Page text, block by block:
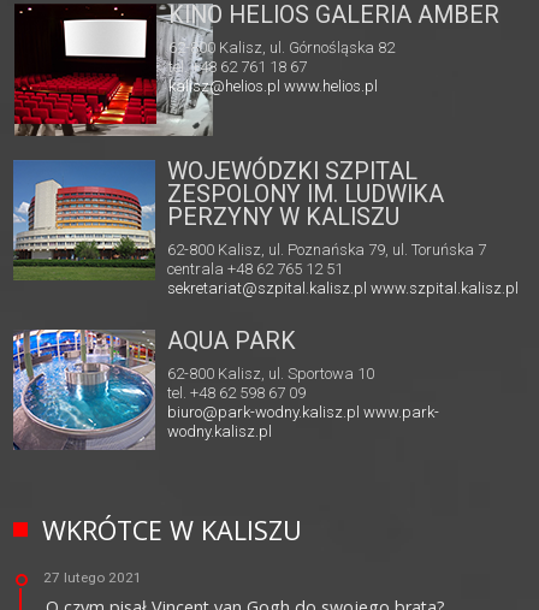
KINO HELIOS GALERIA AMBER
62-800 Kalisz, ul. Górnośląska 82
tel. +48 62 761 18 67
kalisz@helios.pl www.helios.pl
WOJEWÓDZKI SZPITAL
ZESPOLONY IM. LUDWIKA
PERZYNY W KALISZU
62-800 Kalisz, ul. Poznańska 79, ul. Toruńska 7
centrala +48 62 765 12 51
sekretariat@szpital.kalisz.pl www.szpital.kalisz.pl
AQUA PARK
62-800 Kalisz, ul. Sportowa 10
tel. +48 62 598 67 09
biuro@park-wodny.kalisz.pl www.park-
wodny.kalisz.pl
WKRÓTCE W KALISZU
27 lutego 2021